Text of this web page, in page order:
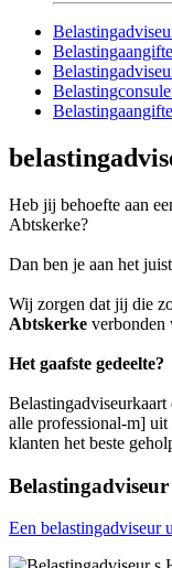
Heb jij behoefte aan
Abtskerke?
Dan ben je aan het
Wij zorgen dat jij die
Abtskerke verbonden
Het gaafste gedeelte?
alle professional-m]
klanten het beste
Een belastingadviseur